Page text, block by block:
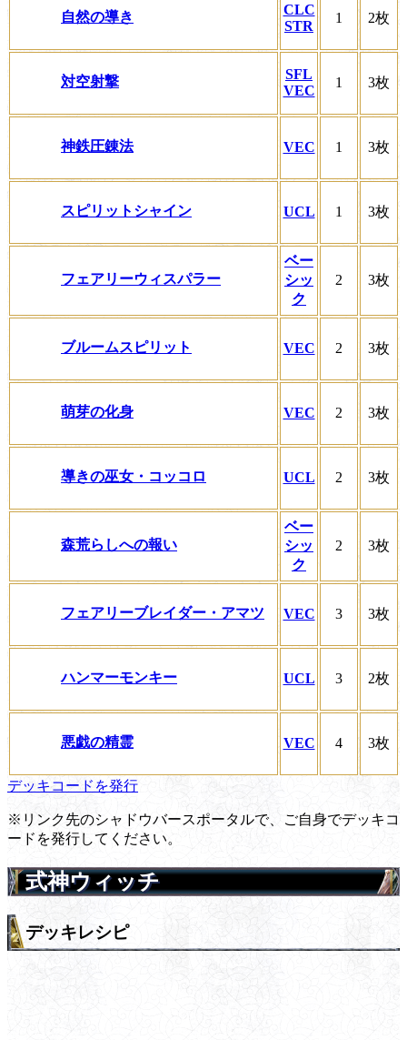
自然の導き
CLC
STR
1 2枚
対空射撃
SFL
VEC
1 3枚
神鉄圧錬法 VEC 1 3枚
スピリットシャイン UCL 1 3枚
フェアリーウィスパラー
ベー
シッ
ク
2 3枚
ブルームスピリット VEC 2 3枚
萌芽の化身 VEC 2 3枚
導きの巫女・コッコロ UCL 2 3枚
森荒らしへの報い
ベー
シッ
ク
2 3枚
フェアリーブレイダー・アマツ VEC 3 3枚
ハンマーモンキー UCL 3 2枚
悪戯の精霊 VEC 4 3枚
デッキコードを発行
※リンク先のシャドウバースポータルで、ご自身でデッキコ
ードを発行してください。
式神ウィッチ
デッキレシピ